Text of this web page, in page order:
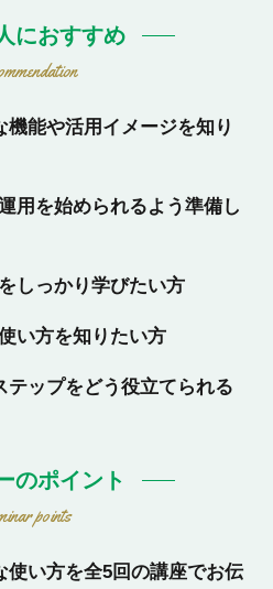
におすすめ
機能や活用イメージを知り
用を始められるよう準備し
しっかり学びたい方
い方を知りたい方
テップをどう役立てられる
のポイント
points
使い方を全5回の講座でお伝